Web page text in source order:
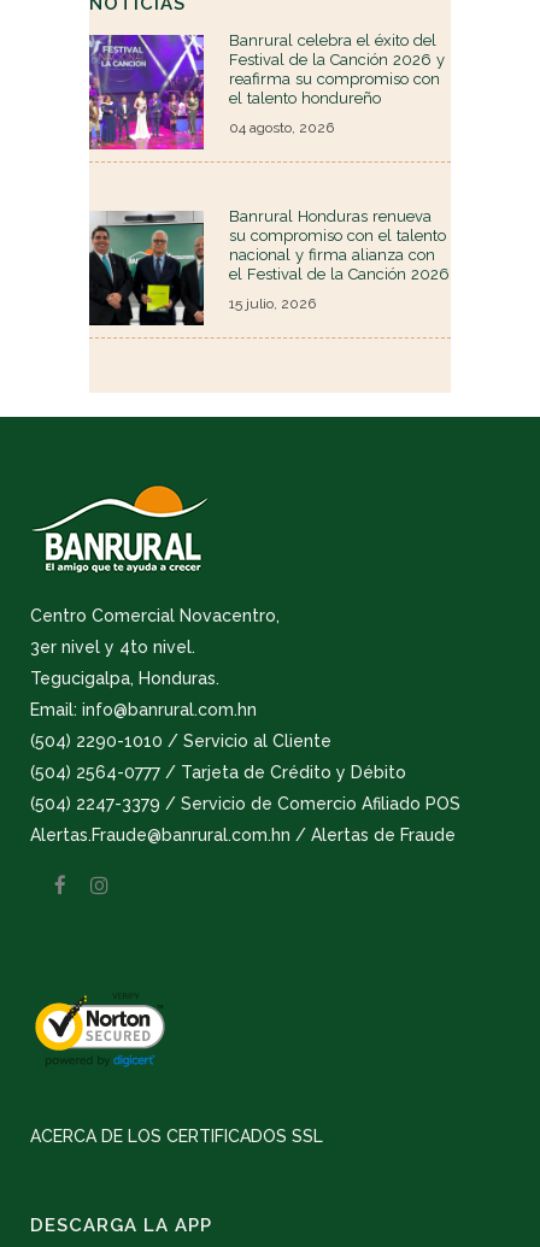
Banrural celebra el éxito del
Festival de la Canción 2026 y
reafirma su compromiso con
el talento hondureño
04 agosto, 2026
Banrural Honduras renueva
su compromiso con el talento
nacional y firma alianza con
el Festival de la Canción 2026
15 julio, 2026
Centro Comercial Novacentro,
3er nivel y 4to nivel.
Tegucigalpa, Honduras.
Email: info@banrural.com.hn
(504) 2290-1010 / Servicio al Cliente
(504) 2564-0777 / Tarjeta de Crédito y Débito
(504) 2247-3379 / Servicio de Comercio Afiliado POS
Alertas.Fraude@banrural.com.hn / Alertas de Fraude
ACERCA DE LOS CERTIFICADOS SSL
DESCARGA LA APP